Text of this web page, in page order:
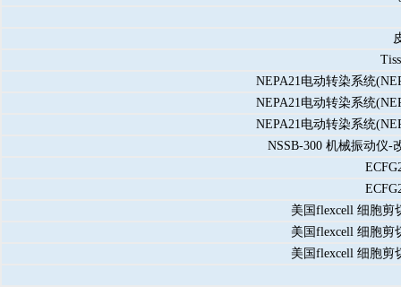
NEPA21电动转染系统
NEPA21电动转染系统
NEPA21电动转染系统
NSSB-300 机械振动仪-
美国flexcell 细胞剪
美国flexcell 细胞剪
美国flexcell 细胞剪